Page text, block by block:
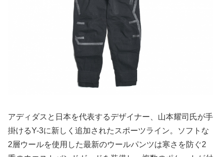
アディダスと日本を代表するデザイナー、山本耀司氏が手
掛けるY-3に新しく追加されたスポーツライン。ソフトな
2層ウールを使用した最新のウールパンツは寒さを防ぐ2